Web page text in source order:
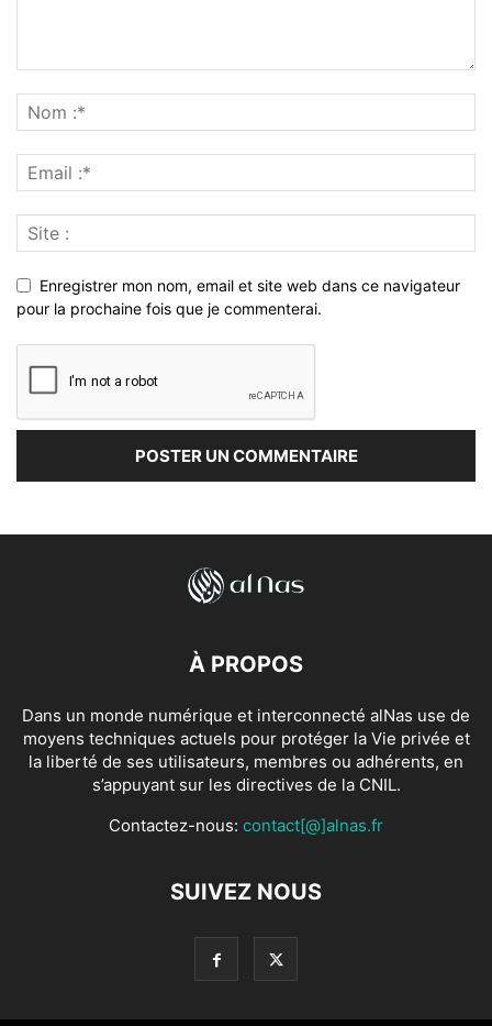
Enregistrer mon nom, email et site web dans ce navigateur
pour la prochaine fois que je commenterai.
À PROPOS
Dans un monde numérique et interconnecté alNas use de
moyens techniques actuels pour protéger la Vie privée et
la liberté de ses utilisateurs, membres ou adhérents, en
s’appuyant sur les directives de la CNIL.
Contactez-nous: contact[@]alnas.fr
SUIVEZ NOUS